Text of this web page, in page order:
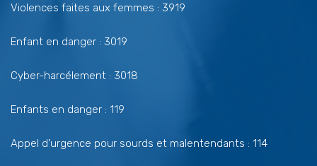
Violences faites aux femmes : 3919
Enfant en danger : 3019
Cyber-harcélement : 3018
Enfants en danger : 119
Appel d'urgence pour sourds et malentendants : 114